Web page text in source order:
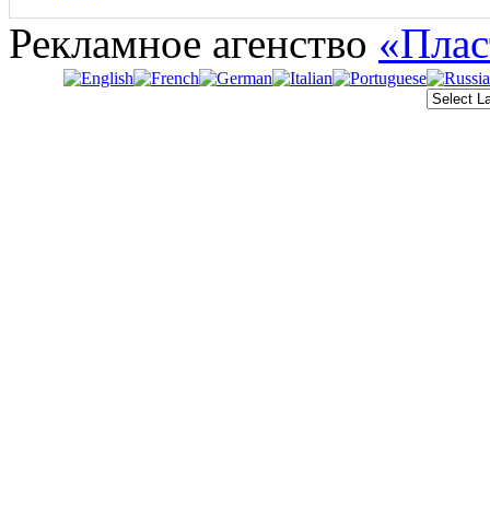
Рекламное агенство